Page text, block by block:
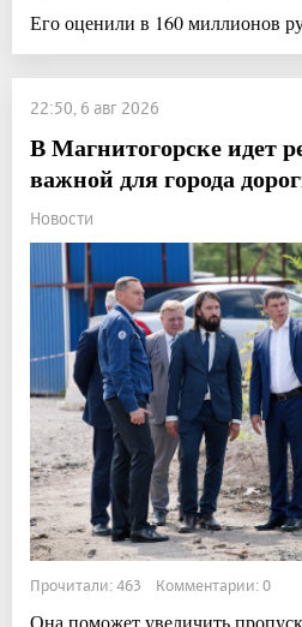
Его оценили в 160 миллионов
22:50, 6 авг 2026
В Магнитогорске идет
важной для города
Новости
Прочитали: 463 Комментарии: 0
Она поможет увеличить